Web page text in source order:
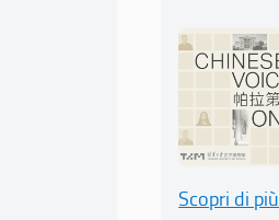
Scopri di più